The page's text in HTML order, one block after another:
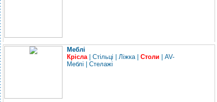
Меблі
Крісла| Стільці Ліжка| Столи
AV-
Меблі
Стелажі